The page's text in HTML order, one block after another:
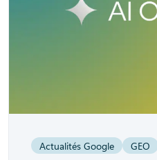
Actualités Google GEO